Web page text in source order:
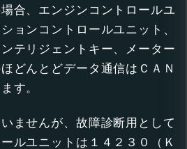
合、エンジンコントロールユ
ョンコントロールユニット、
テリジェントキー、メーター
どんとどデータ通信はＣＡＮ
す。
ませんが、故障診断用として
ルユニットは１４２３０（Ｋ